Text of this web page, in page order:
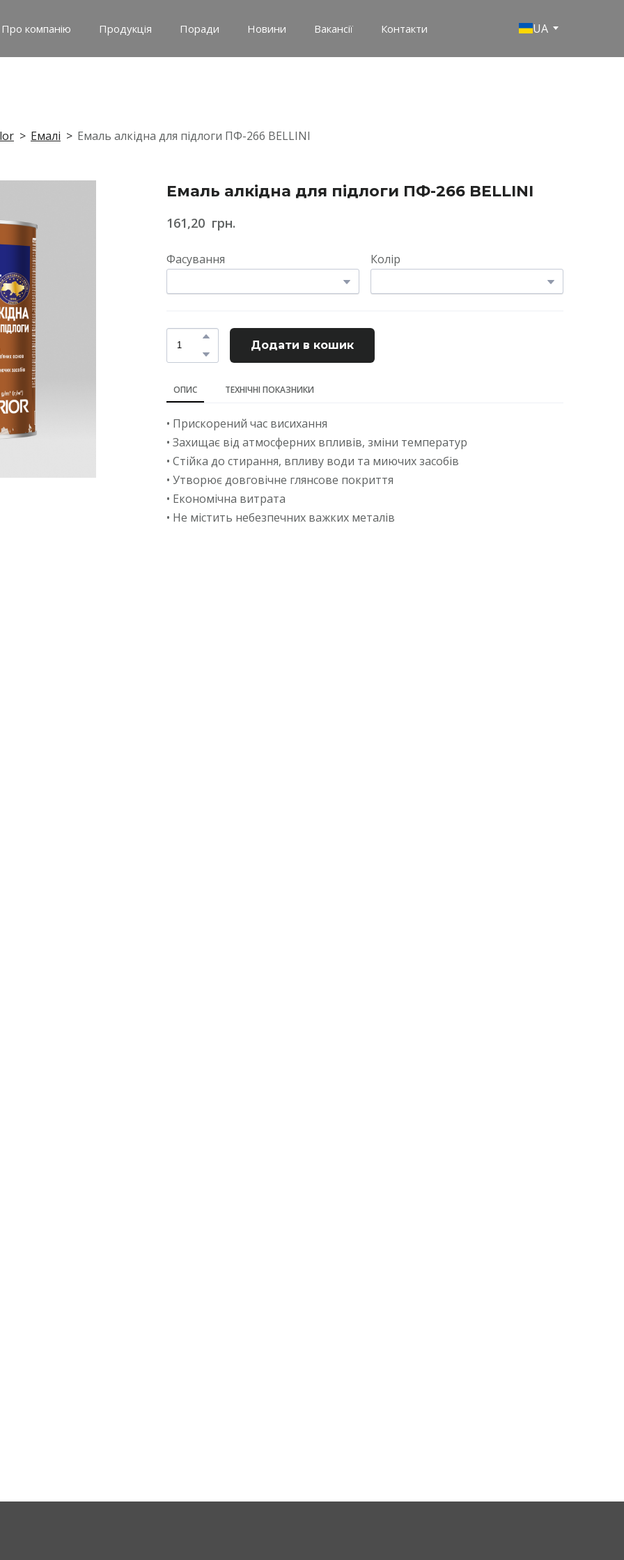
Про компанію Продукція Поради Новини Вакансії Контакти UA
Емалі Емаль алкідна для підлоги ПФ-266 BELLINI
Емаль алкідна для підлоги ПФ-266 BELLINI
161,20  грн.
Фасування Колір
Додати в кошик
ОПИС ТЕХНІЧНІ ПОКАЗНИКИ
• Прискорений час висихання
• Захищає від атмосферних впливів, зміни температур
• Стійка до стирання, впливу води та миючих засобів
• Утворює довговічне глянсове покриття
• Економічна витрата
• Не містить небезпечних важких металів